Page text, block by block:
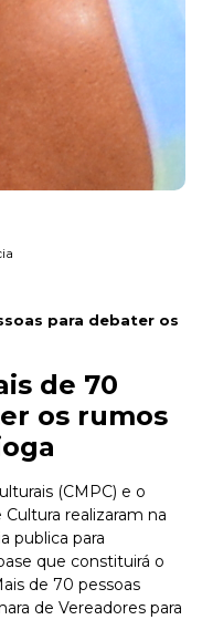
para debater os
de 70
os rumos
(CMPC) e o
realizaram na
publica para
que constituirá o
de 70 pessoas
de Vereadores para